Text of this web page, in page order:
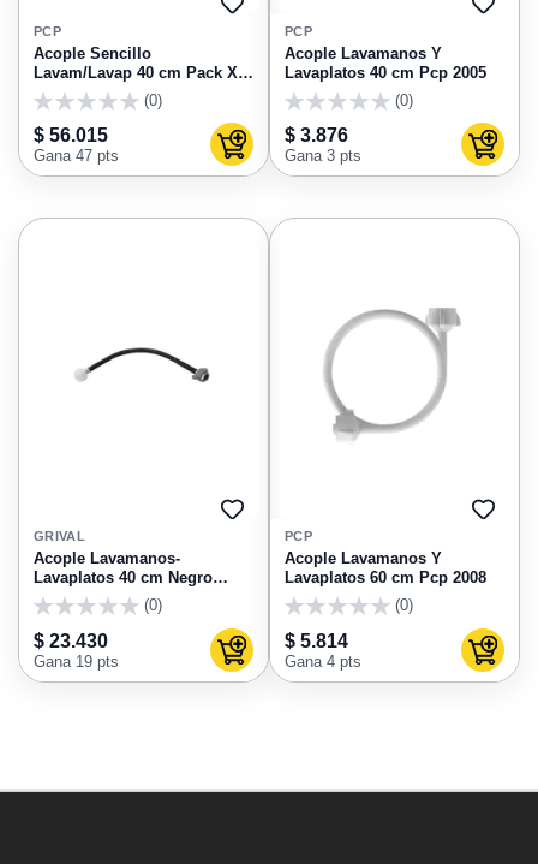
AGREGAR
FAVORITOS
PCP
Acople Sencillo
Lavam/Lavap 40 cm Pack X
24und 2005-Liv Pcp
(0)
$ 56.015
Gana 47 pts Agregar al carrito
PCP
Acople Lavamanos Y
Lavaplatos 40 cm Pcp 2005
(0)
$ 3.876
Gana 3 pts
AGREGAR
FAVORITOS
GRIVAL
Acople Lavamanos-
Lavaplatos 40 cm Negro
719760001 Griflex
(0)
$ 23.430
Gana 19 pts Agregar al carrito
PCP
Acople Lavamanos Y
Lavaplatos 60 cm Pcp 2008
(0)
$ 5.814
Gana 4 pts